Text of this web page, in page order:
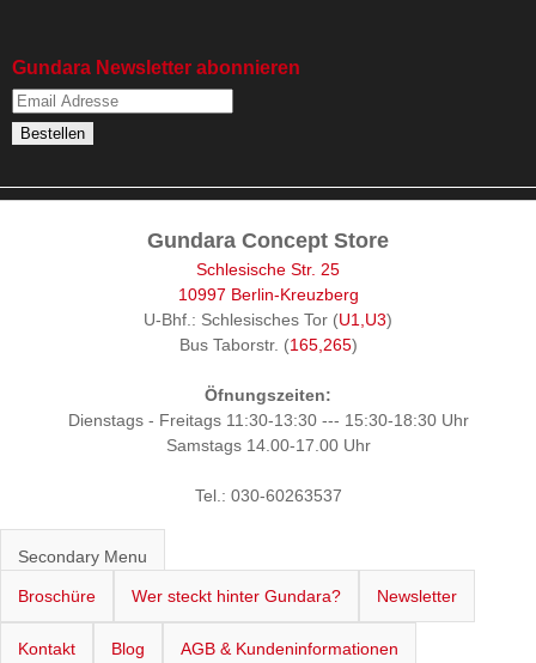
Gundara Newsletter abonnieren
Gundara Concept Store
Schlesische Str. 25
10997 Berlin-Kreuzberg
U-Bhf.: Schlesisches Tor (U1,U3)
Bus Taborstr. (165,265)
Öfnungszeiten:
Dienstags - Freitags 11:30-13:30 --- 15:30-18:30 Uhr
Samstags 14.00-17.00 Uhr
Tel.: 030-60263537
Secondary Menu
Broschüre Wer steckt hinter Gundara? Newsletter
Kontakt Blog AGB & Kundeninformationen